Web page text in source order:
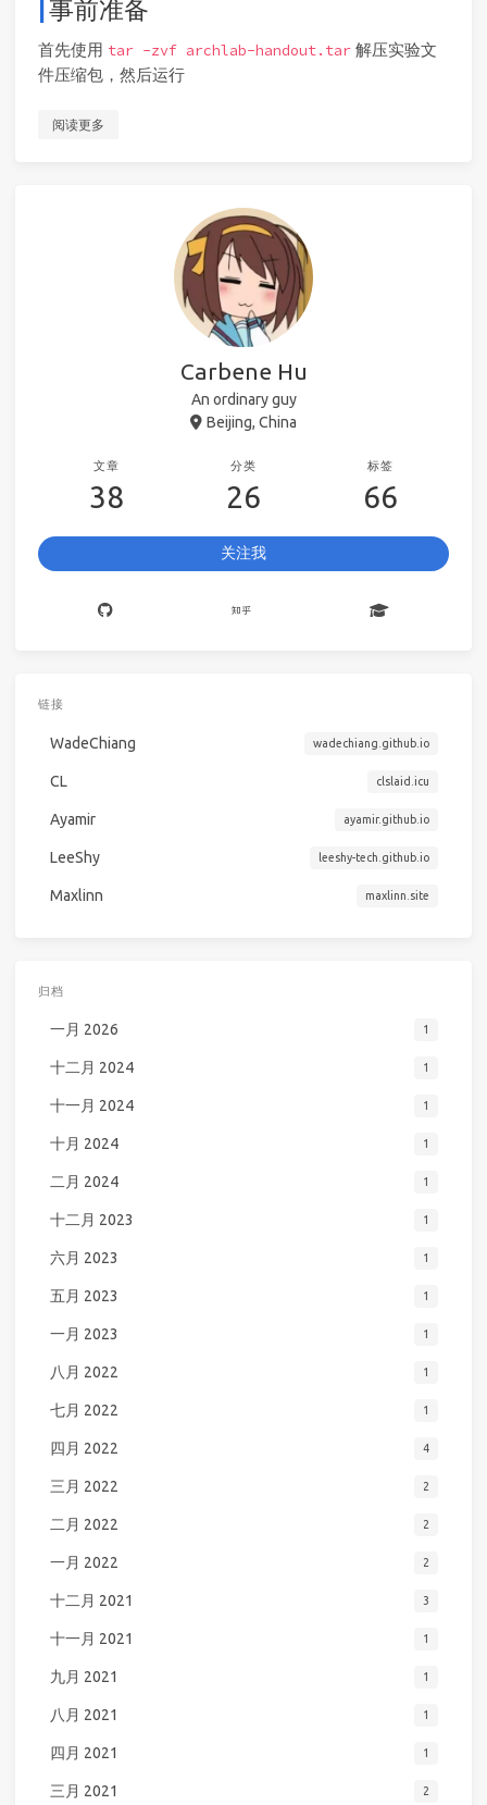
事前准备
首先使用 tar -zvf archlab-handout.tar 解压实验文
件压缩包，然后运行
阅读更多
Carbene Hu
An ordinary guy
Beijing, China
文章
38
分类
26
标签
66
关注我
链接
WadeChiang wadechiang.github.io
CL clslaid.icu
Ayamir ayamir.github.io
LeeShy leeshy-tech.github.io
Maxlinn maxlinn.site
归档
一月 2026 1
十二月 2024 1
十一月 2024 1
十月 2024 1
二月 2024 1
十二月 2023 1
六月 2023 1
五月 2023 1
一月 2023 1
八月 2022 1
七月 2022 1
四月 2022 4
三月 2022 2
二月 2022 2
一月 2022 2
十二月 2021 3
十一月 2021 1
九月 2021 1
八月 2021 1
四月 2021 1
三月 2021 2